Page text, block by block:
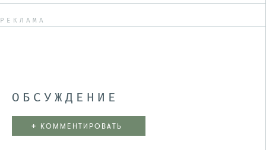
РЕКЛАМА
ОБСУЖДЕНИЕ
+ КОММЕНТИРОВАТЬ